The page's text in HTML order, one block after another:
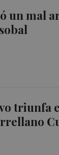
un mal
triunfa